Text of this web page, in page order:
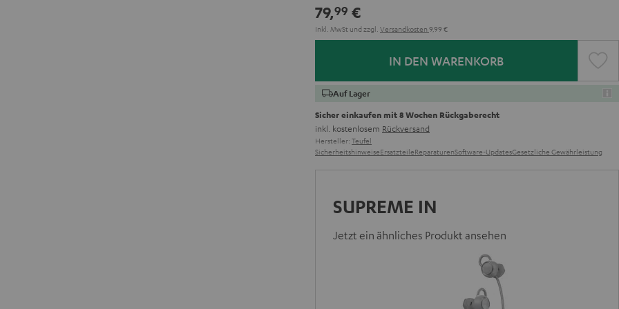
79,99 €
Inkl. MwSt und zzgl. Versandkosten 9,99 €
IN DEN WARENKORB
Auf Lager
Sicher einkaufen mit 8 Wochen Rückgaberecht
inkl. kostenlosem Rückversand
Hersteller: Teufel
SicherheitshinweiseErsatzteileReparaturenSoftware-UpdatesGesetzliche Gewährleistung
SUPREME IN
Jetzt ein ähnliches Produkt ansehen